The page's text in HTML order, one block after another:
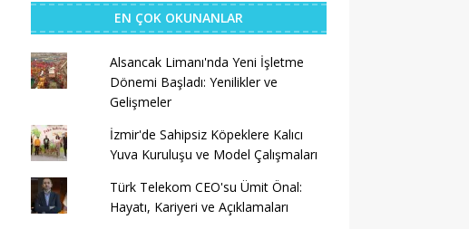
EN ÇOK OKUNANLAR
Alsancak Limanı'nda Yeni İşletme
Dönemi Başladı: Yenilikler ve
Gelişmeler
İzmir'de Sahipsiz Köpeklere Kalıcı
Yuva Kuruluşu ve Model Çalışmaları
Türk Telekom CEO'su Ümit Önal:
Hayatı, Kariyeri ve Açıklamaları